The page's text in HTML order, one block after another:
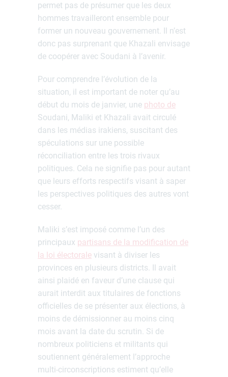
permet pas de présumer que les deux
hommes travailleront ensemble pour
former un nouveau gouvernement. Il n’est
donc pas surprenant que Khazali envisage
de coopérer avec Soudani à l’avenir.
Pour comprendre l’évolution de la
situation, il est important de noter qu’au
début du mois de janvier, une photo de
Soudani, Maliki et Khazali avait circulé
dans les médias irakiens, suscitant des
spéculations sur une possible
réconciliation entre les trois rivaux
politiques. Cela ne signifie pas pour autant
que leurs efforts respectifs visant à saper
les perspectives politiques des autres vont
cesser.
Maliki s’est imposé comme l’un des
principaux partisans de la modification de
la loi électorale visant à diviser les
provinces en plusieurs districts. Il avait
ainsi plaidé en faveur d’une clause qui
aurait interdit aux titulaires de fonctions
officielles de se présenter aux élections, à
moins de démissionner au moins cinq
mois avant la date du scrutin. Si de
nombreux politiciens et militants qui
soutiennent généralement l’approche
multi-circonscriptions estiment qu’elle